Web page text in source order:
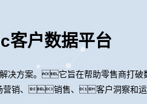
客户数据平台
决方案。它旨在帮助零售商打
营销、销售、客户洞察和